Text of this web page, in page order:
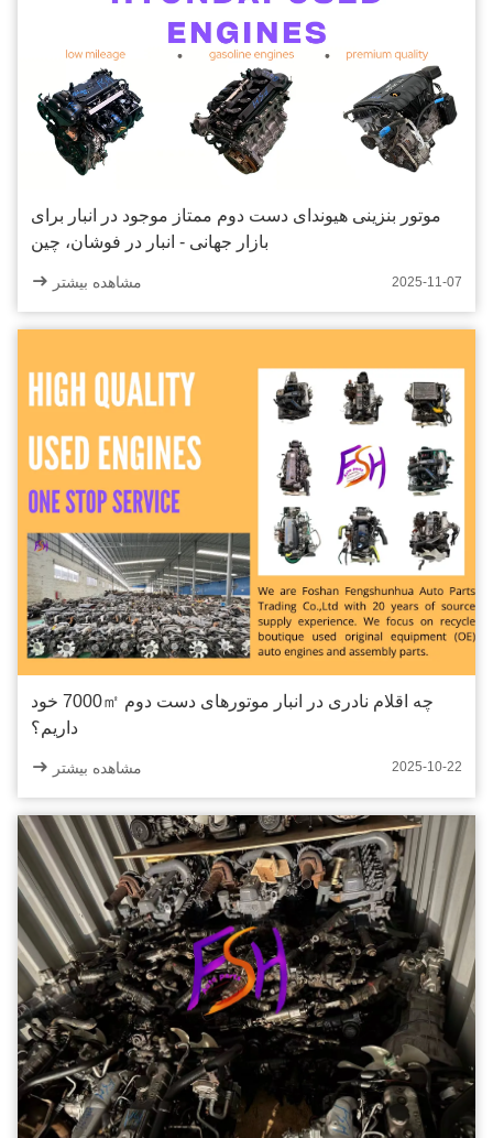
موتور بنزینی هیوندای دست دوم ممتاز موجود در انبار برای
بازار جهانی - انبار در فوشان، چین
2025-11-07 مشاهده بیشتر
چه اقلام نادری در انبار موتورهای دست دوم 7000㎡ خود
داریم؟
2025-10-22 مشاهده بیشتر